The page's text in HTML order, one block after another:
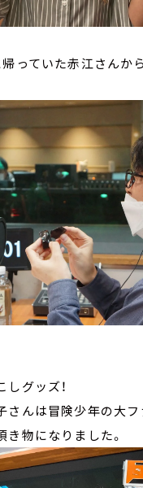
帰っていた赤江さんか
グッズ！
さんは冒険少年の大フ
き物になりました。